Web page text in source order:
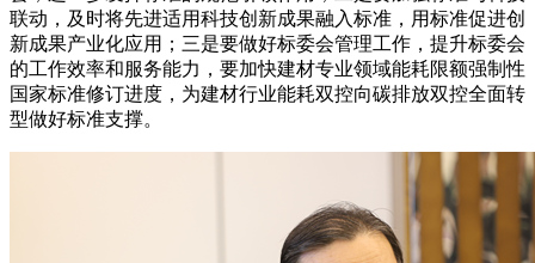
联动，及时将先进适用科技创新成果融入标准，用标准促进创
新成果产业化应用；三是要做好标委会管理工作，提升标委会
的工作效率和服务能力，要加快建材专业领域能耗限额强制性
国家标准修订进度，为建材行业能耗双控向碳排放双控全面转
型做好标准支撑。